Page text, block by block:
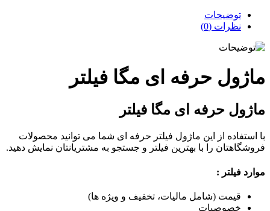
توضیحات
نظرات (0)
حرفه ای مگا فیلتر
حرفه ای مگا فیلتر
استفاده از این ماژول فیلتر حرفه ای شما می توانید محصولات
را با بهترین فیلتر و جستجو به مشتریانتان نمایش دهید.
فیلتر :
قیمت (شامل مالیات، تخفیف و ویژه ها)
خصوصیات